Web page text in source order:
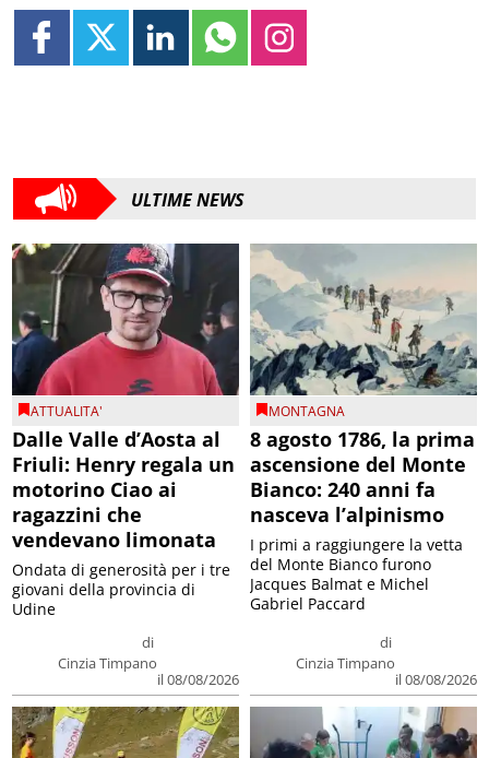
ULTIME NEWS
ATTUALITA'
Dalle Valle d’Aosta al
Friuli: Henry regala un
motorino Ciao ai
ragazzini che
vendevano limonata
di
Cinzia Timpano
il 08/08/2026
Ondata di generosità per i tre
giovani della provincia di
Udine
MONTAGNA
8 agosto 1786, la prima
ascensione del Monte
Bianco: 240 anni fa
nasceva l’alpinismo
di
Cinzia Timpano
il 08/08/2026
I primi a raggiungere la vetta
del Monte Bianco furono
Jacques Balmat e Michel
Gabriel Paccard